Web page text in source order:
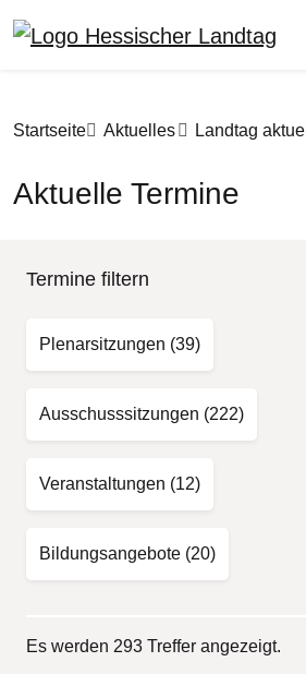
Pfadnavigation
Startseite Aktuelles Landtag aktuell
Aktuelle Termine
Termine filtern
Plenarsitzungen (39)
Ausschusssitzungen (222)
Veranstaltungen (12)
Bildungsangebote (20)
Es werden 293 Treffer angezeigt.